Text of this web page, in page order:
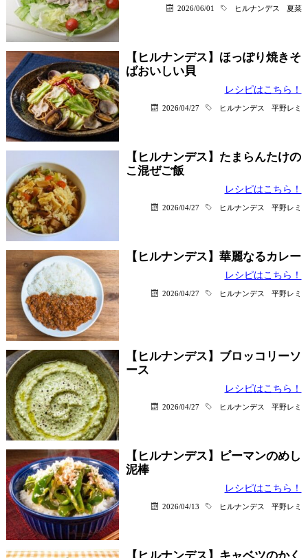
2026/06/01 ヒルナンデス 夏菜
【ヒルナンデス】ほっぽり焼きそ
ばおいしい貝
レシピはこちら！
2026/04/27 ヒルナンデス 平野レミ
【ヒルナンデス】たまらんたけの
こ混ぜご飯
レシピはこちら！
2026/04/27 ヒルナンデス 平野レミ
【ヒルナンデス】華麗なるカレー
レシピはこちら！
2026/04/27 ヒルナンデス 平野レミ
【ヒルナンデス】ブロッコリーソ
ース
レシピはこちら！
2026/04/27 ヒルナンデス 平野レミ
【ヒルナンデス】ピーマンのめし
泥棒
レシピはこちら！
2026/04/13 ヒルナンデス 平野レミ